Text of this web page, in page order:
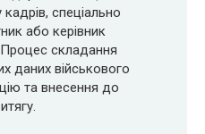
кадрів, спеціально
або керівник
Процес складання
даних військового
та внесення до